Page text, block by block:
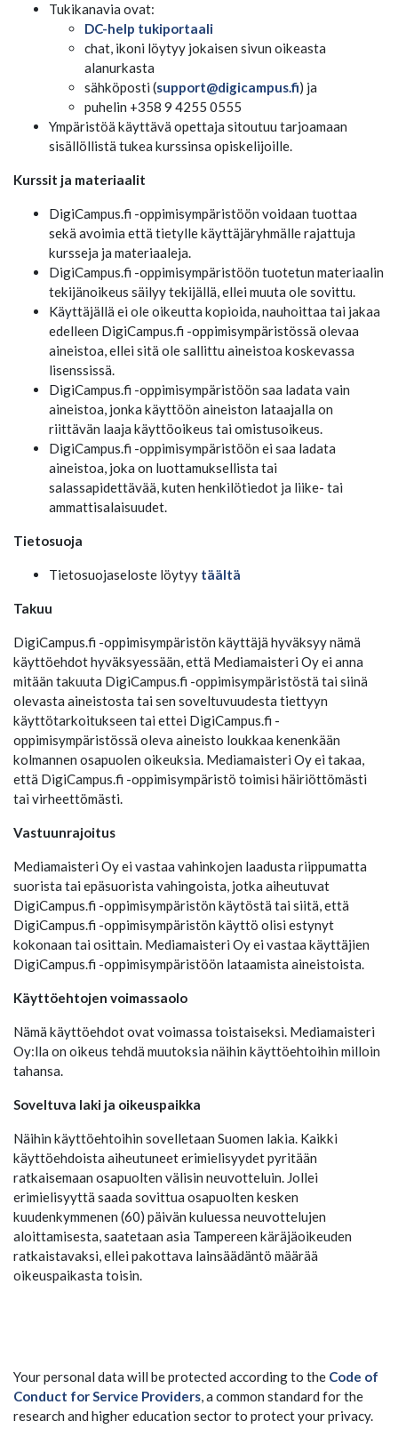
Tukikanavia ovat:
DC-help tukiportaali
chat, ikoni löytyy jokaisen sivun oikeasta
alanurkasta
sähköposti (support@digicampus.fi) ja
puhelin +358 9 4255 0555
Ympäristöä käyttävä opettaja sitoutuu tarjoamaan
sisällöllistä tukea kurssinsa opiskelijoille.
Kurssit ja materiaalit
DigiCampus.fi -oppimisympäristöön voidaan tuottaa
sekä avoimia että tietylle käyttäjäryhmälle rajattuja
kursseja ja materiaaleja.
DigiCampus.fi -oppimisympäristöön tuotetun materiaalin
tekijänoikeus säilyy tekijällä, ellei muuta ole sovittu.
Käyttäjällä ei ole oikeutta kopioida, nauhoittaa tai jakaa
edelleen DigiCampus.fi -oppimisympäristössä olevaa
aineistoa, ellei sitä ole sallittu aineistoa koskevassa
lisenssissä.
DigiCampus.fi -oppimisympäristöön saa ladata vain
aineistoa, jonka käyttöön aineiston lataajalla on
riittävän laaja käyttöoikeus tai omistusoikeus.
DigiCampus.fi -oppimisympäristöön ei saa ladata
aineistoa, joka on luottamuksellista tai
salassapidettävää, kuten henkilötiedot ja liike- tai
ammattisalaisuudet.
Tietosuoja
Tietosuojaseloste löytyy täältä
Takuu
DigiCampus.fi -oppimisympäristön käyttäjä hyväksyy nämä
käyttöehdot hyväksyessään, että Mediamaisteri Oy ei anna
mitään takuuta DigiCampus.fi -oppimisympäristöstä tai siinä
olevasta aineistosta tai sen soveltuvuudesta tiettyyn
käyttötarkoitukseen tai ettei DigiCampus.fi -
oppimisympäristössä oleva aineisto loukkaa kenenkään
kolmannen osapuolen oikeuksia. Mediamaisteri Oy ei takaa,
että DigiCampus.fi -oppimisympäristö toimisi häiriöttömästi
tai virheettömästi.
Vastuunrajoitus
Mediamaisteri Oy ei vastaa vahinkojen laadusta riippumatta
suorista tai epäsuorista vahingoista, jotka aiheutuvat
DigiCampus.fi -oppimisympäristön käytöstä tai siitä, että
DigiCampus.fi -oppimisympäristön käyttö olisi estynyt
kokonaan tai osittain. Mediamaisteri Oy ei vastaa käyttäjien
DigiCampus.fi -oppimisympäristöön lataamista aineistoista.
Käyttöehtojen voimassaolo
Nämä käyttöehdot ovat voimassa toistaiseksi. Mediamaisteri
Oy:lla on oikeus tehdä muutoksia näihin käyttöehtoihin milloin
tahansa.
Soveltuva laki ja oikeuspaikka
Näihin käyttöehtoihin sovelletaan Suomen lakia. Kaikki
käyttöehdoista aiheutuneet erimielisyydet pyritään
ratkaisemaan osapuolten välisin neuvotteluin. Jollei
erimielisyyttä saada sovittua osapuolten kesken
kuudenkymmenen (60) päivän kuluessa neuvottelujen
aloittamisesta, saatetaan asia Tampereen käräjäoikeuden
ratkaistavaksi, ellei pakottava lainsäädäntö määrää
oikeuspaikasta toisin.
Your personal data will be protected according to the Code of
Conduct for Service Providers, a common standard for the
research and higher education sector to protect your privacy.